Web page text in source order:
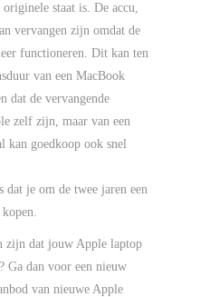
staat is. De accu,
vervangen zijn omdat de
functioneren. Dit kan ten
van een MacBook
dat de vervangende
zelf zijn, maar van een
kan goedkoop ook snel
je om de twee jaren een
zijn dat jouw Apple laptop
Ga dan voor een nieuw
van nieuwe Apple